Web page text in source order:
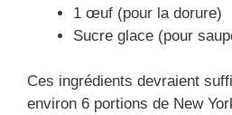
1 œuf (pour la dorure)
Sucre glace (pour
Ces ingrédients devraient
environ 6 portions de New